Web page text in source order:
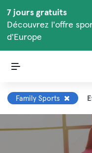
7 jours gratuits
Découvrez l'offre
d'Europe
Family Sports